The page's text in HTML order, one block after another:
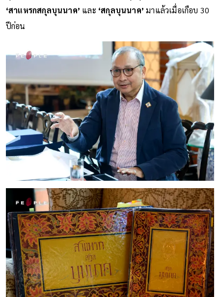
‘สาแหรกสกุลบุนนาค’ และ ‘สกุลบุนนาค’มาแล้วเมื่อเกือบ 30
ปีก่อน